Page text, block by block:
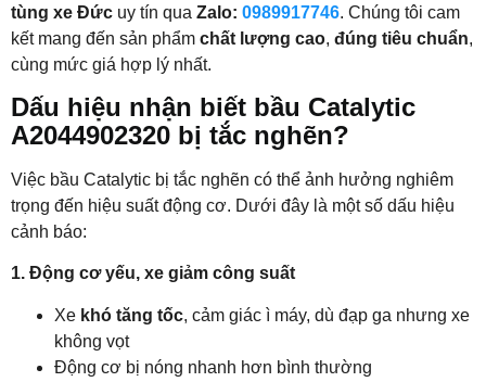
tùng xe Đức uy tín qua Zalo: 0989917746. Chúng tôi cam
kết mang đến sản phẩm chất lượng cao, đúng tiêu chuẩn,
cùng mức giá hợp lý nhất.
Dấu hiệu nhận biết bầu Catalytic
A2044902320 bị tắc nghẽn?
Việc bầu Catalytic bị tắc nghẽn có thể ảnh hưởng nghiêm
trọng đến hiệu suất động cơ. Dưới đây là một số dấu hiệu
cảnh báo:
1. Động cơ yếu, xe giảm công suất
Xe khó tăng tốc, cảm giác ì máy, dù đạp ga nhưng xe
không vọt
Động cơ bị nóng nhanh hơn bình thường